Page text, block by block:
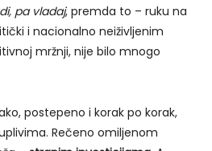
pa vladaj, premda to – ruku na
i nacionalno neiživljenim
mržnji, nije bilo mnogo
postepeno i korak po korak,
Rečeno omiljenom